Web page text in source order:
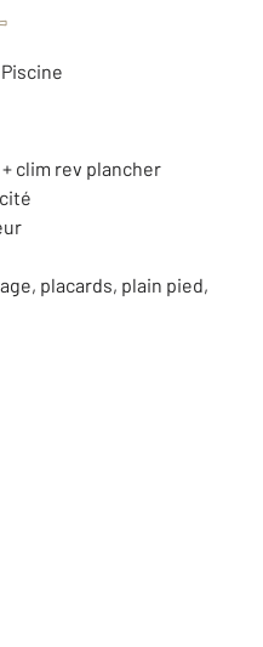
clim rev plancher
placards, plain pied,